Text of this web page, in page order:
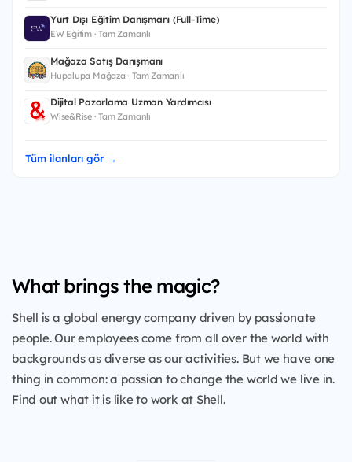
Yurt Dışı Eğitim Danışmanı (Full-Time)
EW Eğitim · Tam Zamanlı
Mağaza Satış Danışmanı
Hupalupa Mağaza · Tam Zamanlı
Dijital Pazarlama Uzman Yardımcısı
Wise&Rise · Tam Zamanlı
Tüm ilanları gör →
What brings the magic?
Shell is a global energy company driven by passionate
people. Our employees come from all over the world with
backgrounds as diverse as our activities. But we have one
thing in common: a passion to change the world we live in.
Find out what it is like to work at Shell.